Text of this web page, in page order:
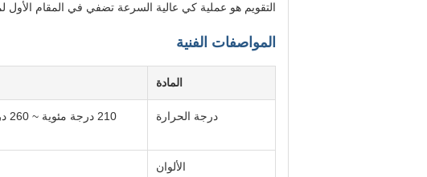
التقويم هو عملية كي عالية السرعة تضفي في المقام الأول
المواصفات الفنية
المادة
درجة الحرارة
الألوان